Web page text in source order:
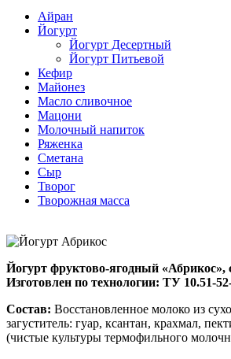
Айран
Йогурт
Йогурт Десертный
Йогурт Питьевой
Кефир
Майонез
Масло сливочное
Мацони
Молочный напиток
Ряженка
Сметана
Сыр
Творог
Творожная масса
Йогурт фруктово-ягодный «Абрикос»,
Изготовлен по технологии: ТУ 10.51-
Состав: Восстановленное молоко из
загуститель: гуар, ксантан, крахмал,
(чистые культуры термофильного